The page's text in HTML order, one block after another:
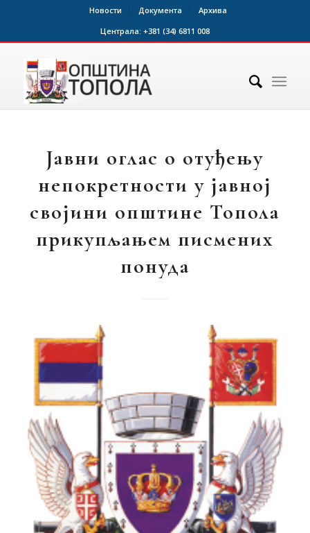
Новости Документа
Архива
Централа: +381 (34) 6811 008
Јавни оглас о отуђењу
непокретности у јавној
својини општине Топола
прикупљањем писмених
понуда